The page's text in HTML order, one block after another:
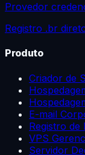
Provedor
Registro .br
Produto
Criador de
E-mail
Registro de
VPS
Servidor